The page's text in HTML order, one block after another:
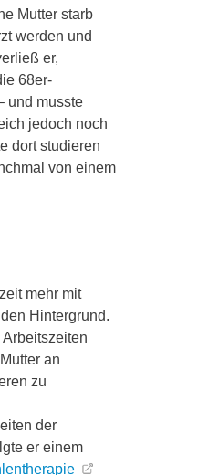
Mutter starb
werden und
er,
68er-
und musste
jedoch noch
dort studieren
von einem
mehr mit
Hintergrund.
an
zu
der
er einem